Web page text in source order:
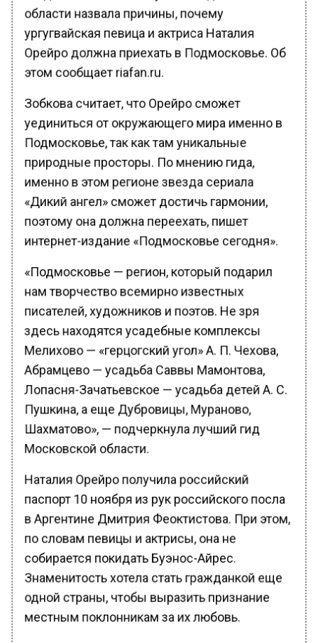
области назвала причины, почему
ургугвайская певица и актриса Наталия
Орейро должна приехать в Подмосковье. Об
этом сообщает riafan.ru.
Зобкова считает, что Орейро сможет
уединиться от окружающего мира именно в
Подмосковье, так как там уникальные
природные просторы. По мнению гида,
именно в этом регионе звезда сериала
«Дикий ангел» сможет достичь гармонии,
поэтому она должна переехать, пишет
интернет-издание «Подмосковье сегодня».
«Подмосковье — регион, который подарил
нам творчество всемирно известных
писателей, художников и поэтов. Не зря
здесь находятся усадебные комплексы
Мелихово — «герцогский угол» А. П. Чехова,
Абрамцево — усадьба Саввы Мамонтова,
Лопасня-Зачатьевское — усадьба детей А. С.
Пушкина, а еще Дубровицы, Мураново,
Шахматово», — подчеркнула лучший гид
Московской области.
Наталия Орейро получила российский
паспорт 10 ноября из рук российского посла
в Аргентине Дмитрия Феоктистова. При этом,
по словам певицы и актрисы, она не
собирается покидать Буэнос-Айрес.
Знаменитость хотела стать гражданкой еще
одной страны, чтобы выразить признание
местным поклонникам за их любовь.